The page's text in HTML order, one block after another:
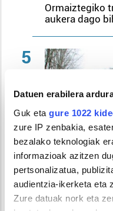
Datuen erabilera
Guk eta gure 1022
zure IP zenbakia,
bezalako teknologiak
informazioak azitzen
pertsonalizatua,
audientzia-ikerketa eta
Zure datuak nork eta
Ormaiztegiko
aukera dago
5
EUSKARA
Eingo taldeak